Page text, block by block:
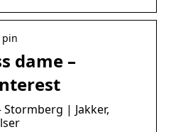
pin
dame –
| Jakker,